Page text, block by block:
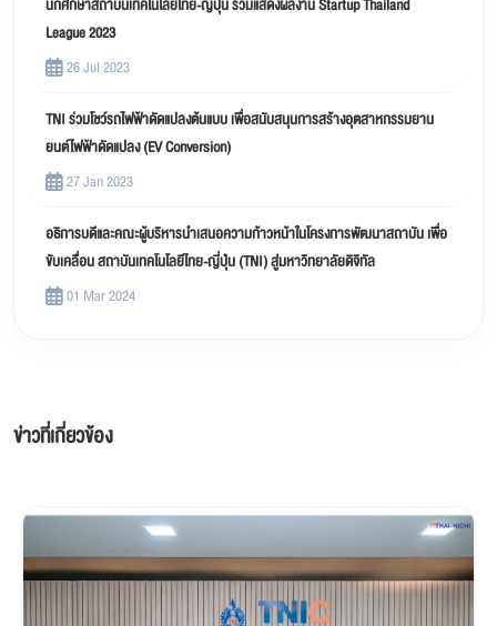
นักศึกษาสถาบันเทคโนโลยีไทย-ญี่ปุ่น ร่วมแสดงผลงาน Startup Thailand
League 2023
26 Jul 2023
TNI ร่วมโชว์รถไฟฟ้าดัดแปลงต้นแบบ เพื่อสนับสนุนการสร้างอุตสาหกรรมยาน
ยนต์ไฟฟ้าดัดแปลง (EV Conversion)
27 Jan 2023
อธิการบดีและคณะผู้บริหารนำเสนอความก้าวหน้าในโครงการพัฒนาสถาบัน เพื่อ
ขับเคลื่อน สถาบันเทคโนโลยีไทย-ญี่ปุ่น (TNI) สู่มหาวิทยาลัยดิจิทัล
01 Mar 2024
ข่าวที่เกี่ยวข้อง